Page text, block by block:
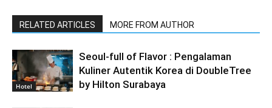
RELATED ARTICLES MORE FROM AUTHOR
Hotel
Seoul-full of Flavor : Pengalaman
Kuliner Autentik Korea di DoubleTree
by Hilton Surabaya